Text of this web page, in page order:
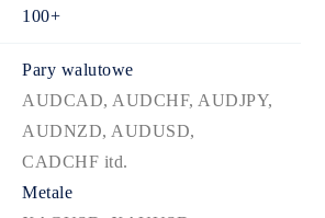
100+
Pary walutowe
AUDCAD, AUDCHF, AUDJPY,
AUDNZD, AUDUSD,
CADCHF itd.
Metale